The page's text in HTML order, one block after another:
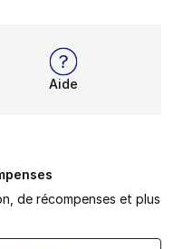
Aide
de récompenses et plus